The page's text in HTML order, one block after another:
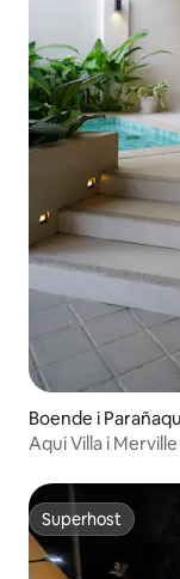
Boende i
Aqui Villa i
Superhost
Superhost